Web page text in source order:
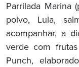
Parrilada Marina
polvo, Lula,
acompanhar, a
verde com
Punch,